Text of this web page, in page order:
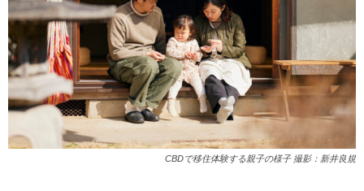
CBDで移住体験する親子の様子 撮影：新井良規